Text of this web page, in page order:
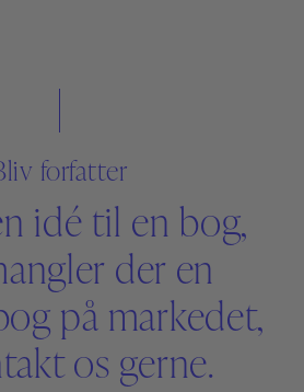
forfatter
idé til en bog,
der en
på markedet,
os gerne.